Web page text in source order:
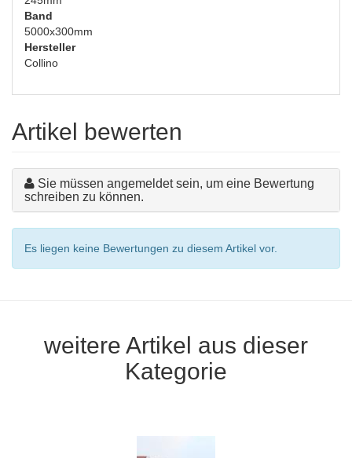
Band
5000x300mm
Hersteller
Collino
Artikel bewerten
Sie müssen angemeldet sein, um eine Bewertung
schreiben zu können.
Es liegen keine Bewertungen zu diesem Artikel vor.
weitere Artikel aus dieser
Kategorie